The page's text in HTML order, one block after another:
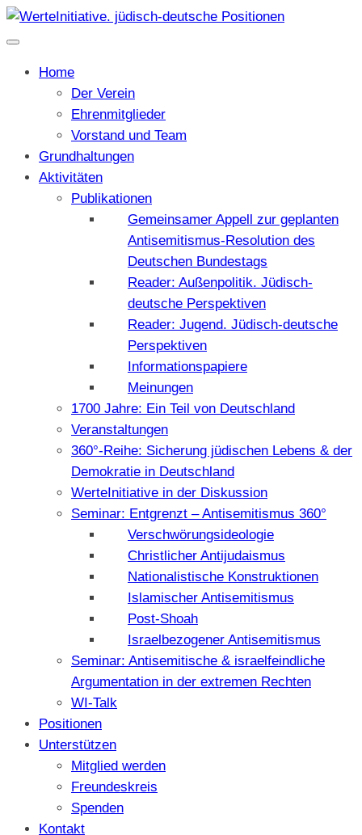
Home
Der Verein
Ehrenmitglieder
Vorstand und Team
Grundhaltungen
Aktivitäten
Publikationen
Gemeinsamer Appell zur geplanten
Antisemitismus-Resolution des
Deutschen Bundestags
Reader: Außenpolitik. Jüdisch-
deutsche Perspektiven
Reader: Jugend. Jüdisch-deutsche
Perspektiven
Informationspapiere
Meinungen
1700 Jahre: Ein Teil von Deutschland
Veranstaltungen
360°-Reihe: Sicherung jüdischen Lebens & der
Demokratie in Deutschland
WerteInitiative in der Diskussion
Seminar: Entgrenzt – Antisemitismus 360°
Verschwörungsideologie
Christlicher Antijudaismus
Nationalistische Konstruktionen
Islamischer Antisemitismus
Post-Shoah
Israelbezogener Antisemitismus
Seminar: Antisemitische & israelfeindliche
Argumentation in der extremen Rechten
WI-Talk
Positionen
Unterstützen
Mitglied werden
Freundeskreis
Spenden
Kontakt